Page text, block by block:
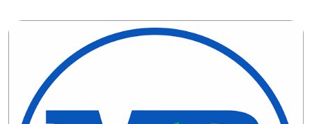
CÂMARA
MACAU
CÂMARA